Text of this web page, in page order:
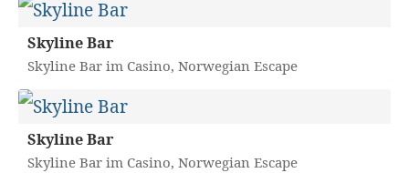
Skyline Bar
Skyline Bar im Casino, Norwegian Escape
Skyline Bar
Skyline Bar im Casino, Norwegian Escape